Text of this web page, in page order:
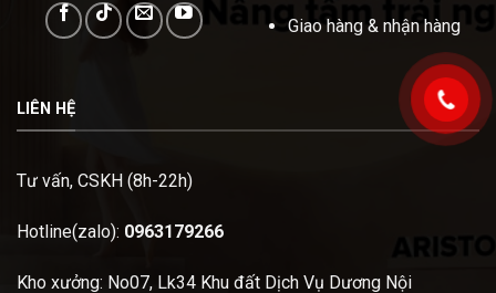
Giao hàng & nhận hàng
LIÊN HỆ
Tư vấn, CSKH (8h-22h)
Hotline(zalo): 0963179266
Kho xưởng: No07, Lk34 Khu đất Dịch Vụ Dương Nội